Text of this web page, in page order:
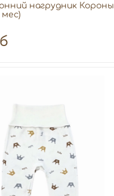
нагрудник Короны
мес)